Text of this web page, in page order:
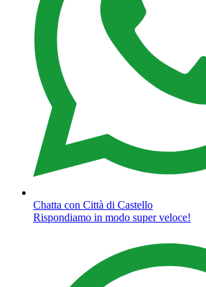
Chatta con Città di Castello
Rispondiamo in modo super veloce!